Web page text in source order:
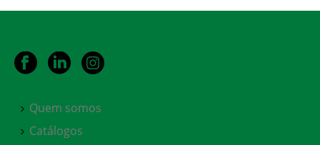
Quem somos
Catálogos